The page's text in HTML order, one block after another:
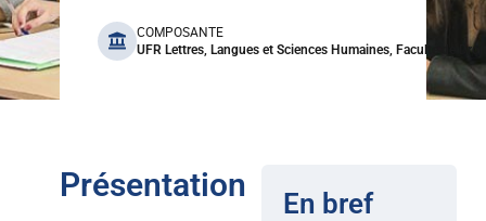
benefits
COMPOSANTE
UFR Lettres, Langues et Sciences Humaines, Faculté de Droit
Présentation En bref